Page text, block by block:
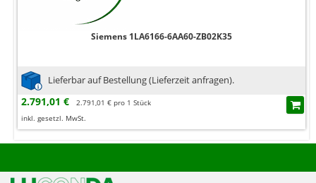
Siemens 1LA6166-6AA60-ZB02K35
Lieferbar auf Bestellung (Lieferzeit anfragen).
2.791,01 €
2.791,01 € pro 1 Stück
inkl. gesetzl. MwSt.